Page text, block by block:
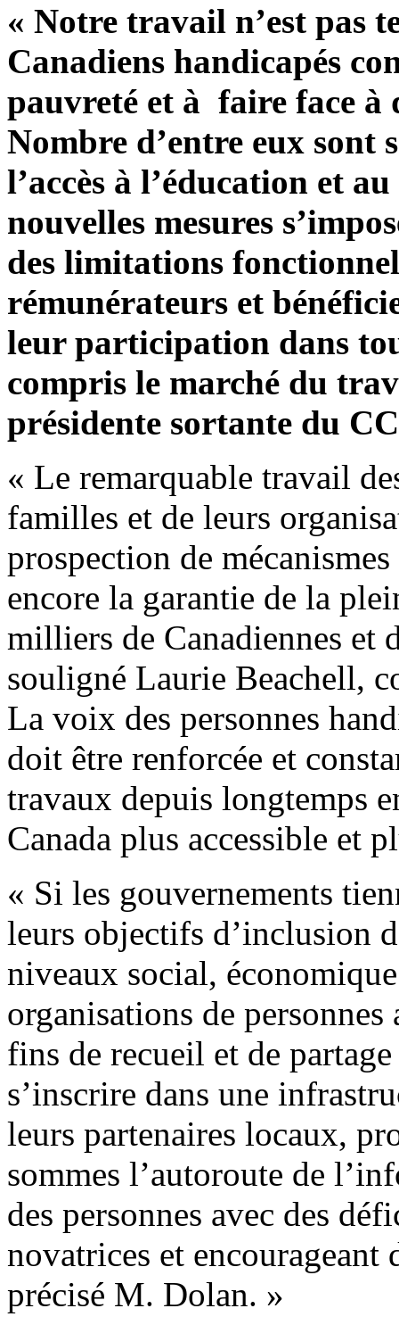
« Notre travail n’est pas
Canadiens handicapés
pauvreté et à faire face à
Nombre d’entre eux sont
l’accès à l’éducation et
nouvelles mesures
des limitations
rémunérateurs et
leur participation dans
compris le marché du
présidente sortante du
« Le remarquable travail
familles et de leurs
prospection de
encore la garantie de la
milliers de Canadiennes et
souligné Laurie Beachell,
La voix des personnes
doit être renforcée et
travaux depuis longtemps
Canada plus accessible et
« Si les gouvernements
leurs objectifs d’inclusion
niveaux social,
organisations de
fins de recueil et de
s’inscrire dans une
leurs partenaires locaux,
sommes l’autoroute de
des personnes avec des
novatrices et encourageant
précisé M. Dolan. »